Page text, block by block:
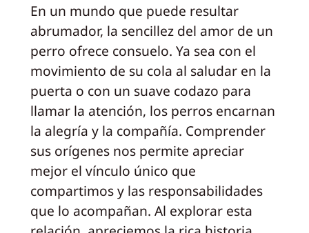
En un mundo que puede resultar
abrumador, la sencillez del amor de un
perro ofrece consuelo. Ya sea con el
movimiento de su cola al saludar en la
puerta o con un suave codazo para
llamar la atención, los perros encarnan
la alegría y la compañía. Comprender
sus orígenes nos permite apreciar
mejor el vínculo único que
compartimos y las responsabilidades
que lo acompañan. Al explorar esta